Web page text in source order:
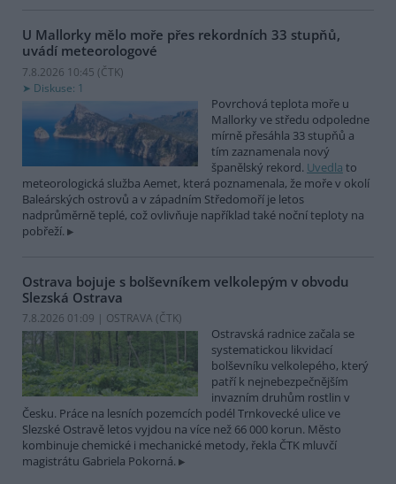
U Mallorky mělo moře přes rekordních 33 stupňů,
uvádí meteorologové
7.8.2026 10:45 (ČTK)
Diskuse: 1
Povrchová teplota moře u
Mallorky ve středu odpoledne
mírně přesáhla 33 stupňů a
tím zaznamenala nový
španělský rekord. Uvedla to
meteorologická služba Aemet, která poznamenala, že moře v okolí
Baleárských ostrovů a v západním Středomoří je letos
nadprůměrně teplé, což ovlivňuje například také noční teploty na
pobřeží.
Ostrava bojuje s bolševníkem velkolepým v obvodu
Slezská Ostrava
7.8.2026 01:09 | OSTRAVA (ČTK)
Ostravská radnice začala se
systematickou likvidací
bolševníku velkolepého, který
patří k nejnebezpečnějším
invazním druhům rostlin v
Česku. Práce na lesních pozemcích podél Trnkovecké ulice ve
Slezské Ostravě letos vyjdou na více než 66 000 korun. Město
kombinuje chemické i mechanické metody, řekla ČTK mluvčí
magistrátu Gabriela Pokorná.